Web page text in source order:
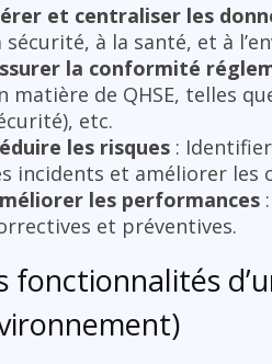
et centraliser les
sécurité, à la santé, et à
la conformité
matière de QHSE, telles
etc.
les risques :
incidents et améliorer les
les performances
et préventives.
fonctionnalités